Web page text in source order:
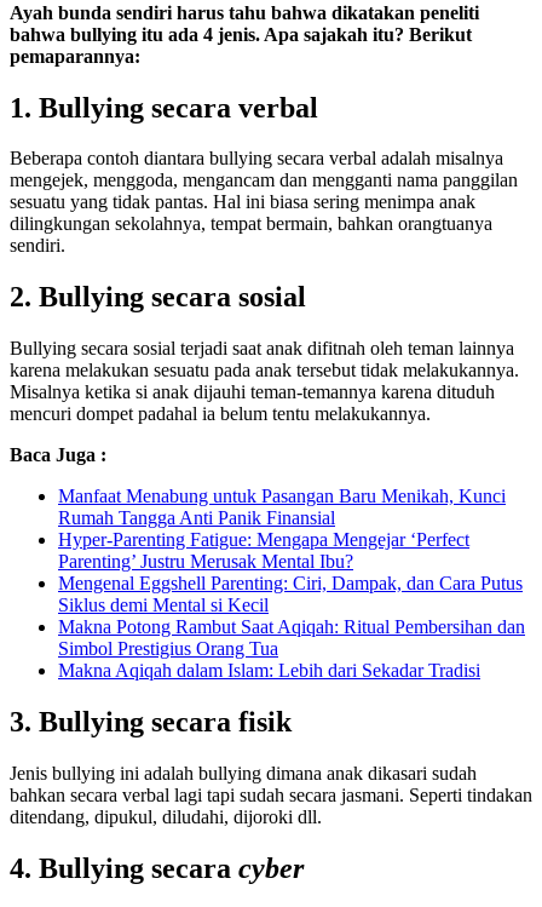
Ayah bunda sendiri harus tahu bahwa dikatakan peneliti
bahwa bullying itu ada 4 jenis. Apa sajakah itu? Berikut
pemaparannya:
1. Bullying secara verbal
Beberapa contoh diantara bullying secara verbal adalah misalnya
mengejek, menggoda, mengancam dan mengganti nama panggilan
sesuatu yang tidak pantas. Hal ini biasa sering menimpa anak
dilingkungan sekolahnya, tempat bermain, bahkan orangtuanya
sendiri.
2. Bullying secara sosial
Bullying secara sosial terjadi saat anak difitnah oleh teman lainnya
karena melakukan sesuatu pada anak tersebut tidak melakukannya.
Misalnya ketika si anak dijauhi teman-temannya karena dituduh
mencuri dompet padahal ia belum tentu melakukannya.
Baca Juga :
Manfaat Menabung untuk Pasangan Baru Menikah, Kunci
Rumah Tangga Anti Panik Finansial
Hyper-Parenting Fatigue: Mengapa Mengejar ‘Perfect
Parenting’ Justru Merusak Mental Ibu?
Mengenal Eggshell Parenting: Ciri, Dampak, dan Cara Putus
Siklus demi Mental si Kecil
Makna Potong Rambut Saat Aqiqah: Ritual Pembersihan dan
Simbol Prestigius Orang Tua
Makna Aqiqah dalam Islam: Lebih dari Sekadar Tradisi
3. Bullying secara fisik
Jenis bullying ini adalah bullying dimana anak dikasari sudah
bahkan secara verbal lagi tapi sudah secara jasmani. Seperti tindakan
ditendang, dipukul, diludahi, dijoroki dll.
4. Bullying secara cyber